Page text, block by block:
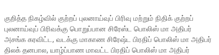
குறித்த நிகழ்வில் குற்றப் புலனாய்வுப் பிரிவு மற்றும் நிதிக் குற்றப்
புலனாய்வுப் பிரிவக்கு பொறுப்பான சிரேஸ்ட பொலிஸ் மா அதிபர்
அசங்க கரவிட்ட, வடக்கு மாகாண சிரேஷ்ட பிரதிப் பொலிஸ் மா அதிபர்
திலக் தனபால, யாழ்ப்பாண மாவட்ட பிரதிப் பொலிஸ் மா அதிபர்